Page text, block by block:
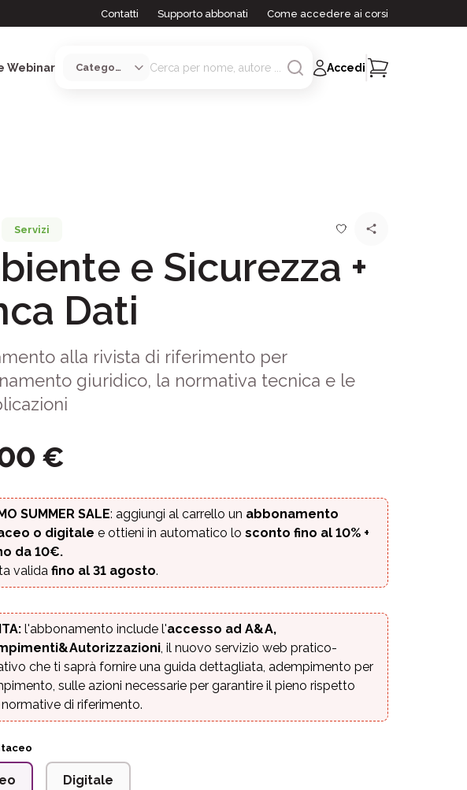
Contatti Supporto abbonati Come accedere ai corsi
Webinar Accedi
Servizi
e Sicurezza +
Dati
alla rivista di riferimento per
giuridico, la normativa tecnica e le
€
SUMMER SALE: aggiungi al carrello un abbonamento
o digitale e ottieni in automatico lo sconto fino al 10% +
da 10€.
valida fino al 31 agosto.
l'abbonamento include l'accesso ad A&A,
, il nuovo servizio web pratico-
che ti saprà fornire una guida dettagliata, adempimento per
sulle azioni necessarie per garantire il pieno rispetto
di riferimento.
Digitale